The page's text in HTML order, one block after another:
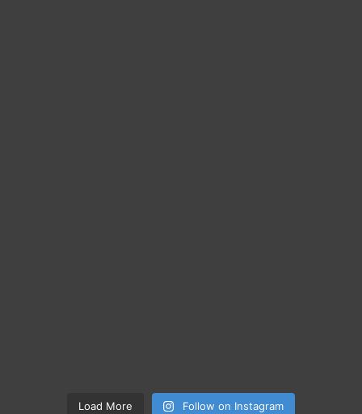
Load More Follow on Instagram